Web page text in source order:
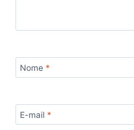
Nome *
E-mail *